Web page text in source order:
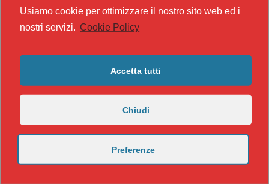
Usiamo cookie per ottimizzare il nostro sito web ed i
nostri servizi. Cookie Policy
Accetta tutti
Chiudi
Preferenze